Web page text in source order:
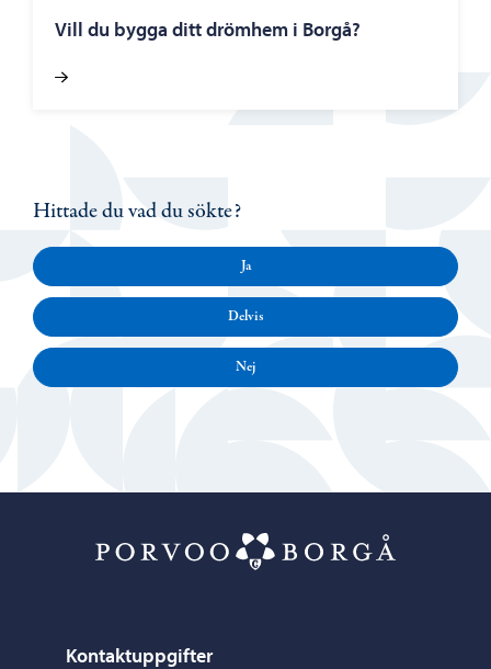
Vill du bygga ditt drömhem i Borgå?
Hittade du vad du sökte?
Ja
Delvis
Nej
Kontaktuppgifter